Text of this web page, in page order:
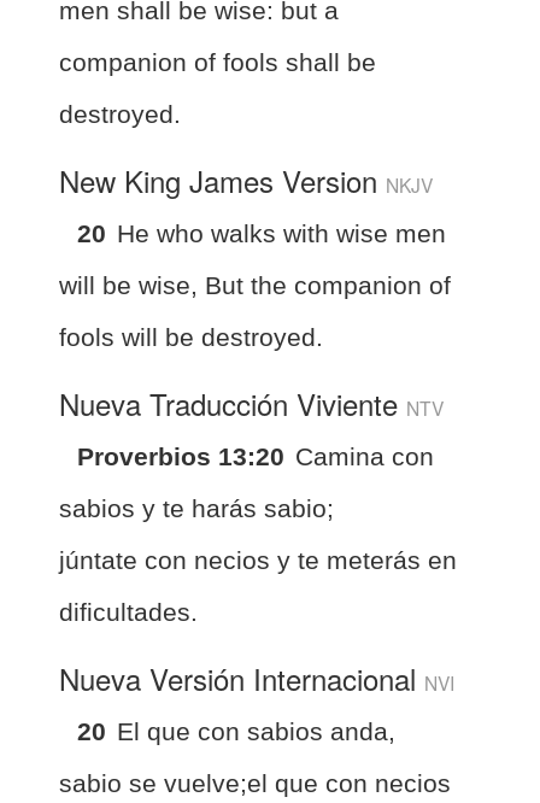
men shall be wise: but a
companion of fools shall be
destroyed.
New King James Version NKJV
20 He who walks with wise men
will be wise, But the companion of
fools will be destroyed.
Nueva Traducción Viviente NTV
Proverbios 13:20 Camina con
sabios y te harás sabio;
júntate con necios y te meterás en
dificultades.
Nueva Versión Internacional NVI
20 El que con sabios anda,
sabio se vuelve;el que con necios